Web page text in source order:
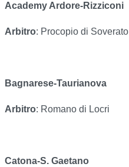
Academy Ardore-Rizziconi
Arbitro: Procopio di Soverato
Bagnarese-Taurianova
Arbitro: Romano di Locri
Catona-S. Gaetano